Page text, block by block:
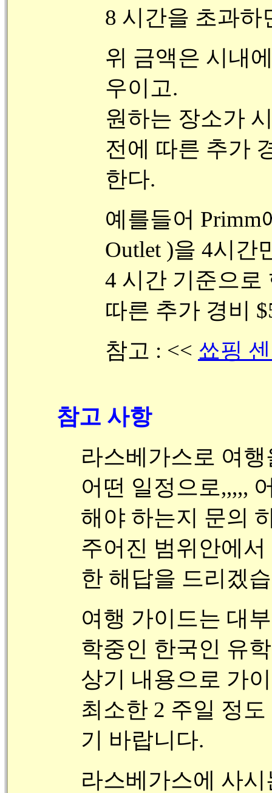
8 시간을 초과하
위 금액은 시내
우이고.
원하는 장소가
전에 따른 추가
한다.
예를들어 Primm
Outlet )을 4시간
4 시간 기준으로
따른 추가 경비
참고 : << 쑈핑
참고 사항
라스베가스로 여
어떤 일정으로,,,,,
해야 하는지 문의
주어진 범위안에
한 해답을 드리겠
여행 가이드는 대
학중인 한국인 유
상기 내용으로 가
최소한 2 주일 정
기 바랍니다.
라스베가스에 사